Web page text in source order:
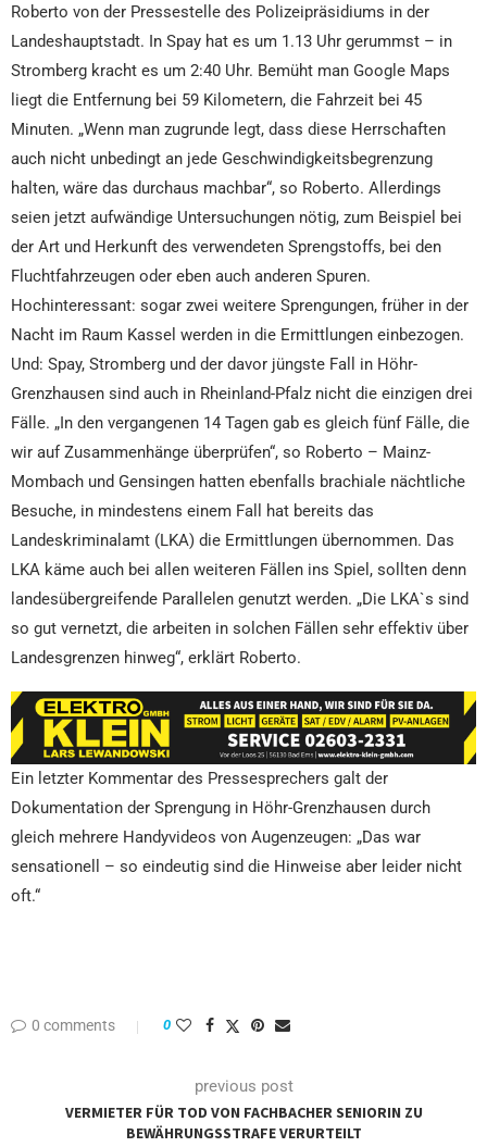
Roberto von der Pressestelle des Polizeipräsidiums in der
Landeshauptstadt. In Spay hat es um 1.13 Uhr gerummst – in
Stromberg kracht es um 2:40 Uhr. Bemüht man Google Maps
liegt die Entfernung bei 59 Kilometern, die Fahrzeit bei 45
Minuten. „Wenn man zugrunde legt, dass diese Herrschaften
auch nicht unbedingt an jede Geschwindigkeitsbegrenzung
halten, wäre das durchaus machbar“, so Roberto. Allerdings
seien jetzt aufwändige Untersuchungen nötig, zum Beispiel bei
der Art und Herkunft des verwendeten Sprengstoffs, bei den
Fluchtfahrzeugen oder eben auch anderen Spuren.
Hochinteressant: sogar zwei weitere Sprengungen, früher in der
Nacht im Raum Kassel werden in die Ermittlungen einbezogen.
Und: Spay, Stromberg und der davor jüngste Fall in Höhr-
Grenzhausen sind auch in Rheinland-Pfalz nicht die einzigen drei
Fälle. „In den vergangenen 14 Tagen gab es gleich fünf Fälle, die
wir auf Zusammenhänge überprüfen“, so Roberto – Mainz-
Mombach und Gensingen hatten ebenfalls brachiale nächtliche
Besuche, in mindestens einem Fall hat bereits das
Landeskriminalamt (LKA) die Ermittlungen übernommen. Das
LKA käme auch bei allen weiteren Fällen ins Spiel, sollten denn
landesübergreifende Parallelen genutzt werden. „Die LKA`s sind
so gut vernetzt, die arbeiten in solchen Fällen sehr effektiv über
Landesgrenzen hinweg“, erklärt Roberto.
Ein letzter Kommentar des Pressesprechers galt der
Dokumentation der Sprengung in Höhr-Grenzhausen durch
gleich mehrere Handyvideos von Augenzeugen: „Das war
sensationell – so eindeutig sind die Hinweise aber leider nicht
oft.“
0 comments 0
previous post
VERMIETER FÜR TOD VON FACHBACHER SENIORIN ZU
BEWÄHRUNGSSTRAFE VERURTEILT